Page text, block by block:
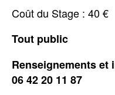
Coût du Stage : 40 €
Tout public
Renseignements et
06 42 20 11 87